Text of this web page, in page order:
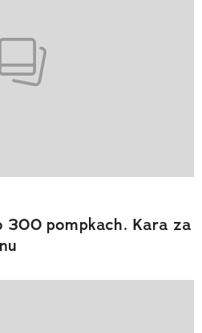
300 pompkach. Kara za